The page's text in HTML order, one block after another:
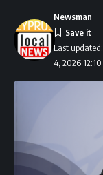
Last
4, 2026
Newsman